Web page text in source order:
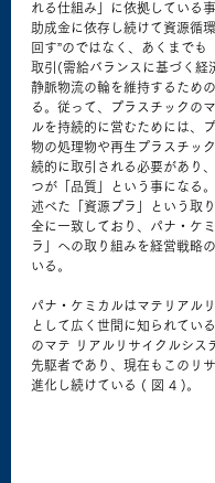
れる仕組み」に依拠している
助成金に依存し続けて資源循
回す”のではなく、あくまでも
取引(需給バランスに基づく経
静脈物流の輪を維持するため
る。従って、プラスチックの
ルを持続的に営むためには、
物の処理物や再生プラスチッ
続的に取引される必要があり
つが「品質」という事になる
述べた「資源プラ」という取
全に一致しており、パナ・ケ
ラ」への取り組みを経営戦略
いる。
パナ・ケミカルはマテリアル
として広く世間に知られてい
のマテ リアルリサイクルシス
先駆者であり、現在もこのリ
進化し続けている ( 図 4 )。